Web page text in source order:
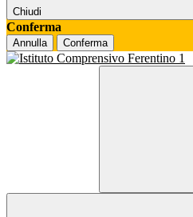
Chiudi
Conferma
Annulla Conferma